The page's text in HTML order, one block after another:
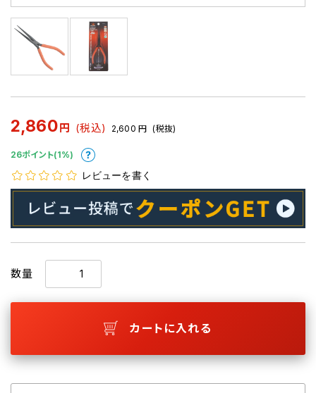
2,860 円 (税込) 2,600 円 (税抜)
26ポイント(1%)
レビューを書く
数量
カートに入れる